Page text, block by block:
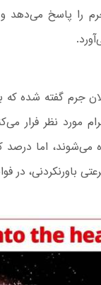
را پاسخ می‌دهد
جرم گفته شده
مورد نظر فرار
می‌شوند، اما درصد
باورنکردنی، در